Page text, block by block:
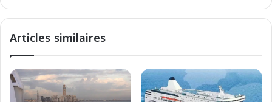
G
a
N
o
e
r
o
s
Articles similaires